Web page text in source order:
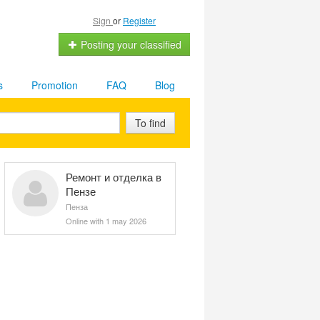
Sign or Register
Posting your classified
Blog
FAQ
Promotion
To find
Ремонт и отделка в
Пензе
Пенза
Online with 1 may 2026